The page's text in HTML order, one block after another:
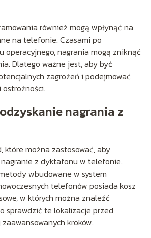
również mogą wpłynąć na
na telefonie. Czasami po
operacyjnego, nagrania mogą zniknąć
Dlatego ważne jest, aby być
zagrożeń i podejmować
nagrania z
które można zastosować, aby
z dyktafonu w telefonie.
wbudowane w system
telefonów posiada kosz
w których można znaleźć
sprawdzić te lokalizacje przed
kroków.